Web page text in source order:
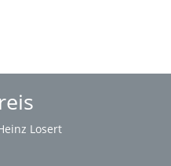
Losert